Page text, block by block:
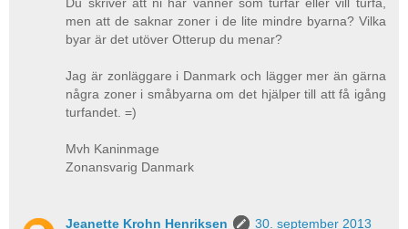
men att de saknar zoner i de lite mindre byarna? Vilka
byar är det utöver Otterup du menar?
Jag är zonläggare i Danmark och lägger mer än gärna
några zoner i småbyarna om det hjälper till att få igång
turfandet. =)
Mvh Kaninmage
Zonansvarig Danmark
Jeanette Krohn Henriksen
30. september 2013